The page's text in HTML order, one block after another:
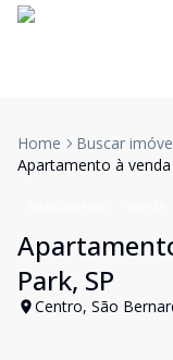
Home
Buscar
Apartamento à
Park, SP
Centro, São